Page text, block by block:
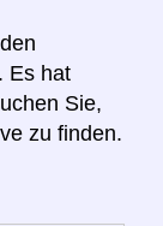
Es hat
Sie,
zu finden.